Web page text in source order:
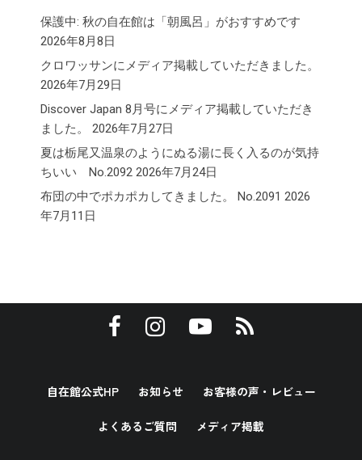
保護中: 秋の自在館は「朝風呂」がおすすめです
2026年8月8日
クロワッサンにメディア掲載していただきました。
2026年7月29日
Discover Japan 8月号にメディア掲載していただき
ました。
2026年7月27日
夏は栃尾又温泉のようにぬる湯に長く入るのが気持
ちいい No.2092 2026年7月24日
布団の中でポカポカしてきました。 No.2091 2026
年7月11日
自在館公式HP お知らせ お客様の声・レビュー
よくあるご質問 メディア掲載